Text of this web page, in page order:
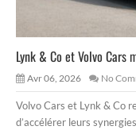
Lynk & Co et Volvo Cars
Avr 06, 2026 No
Volvo Cars et Lynk & Co
d’accélérer leurs